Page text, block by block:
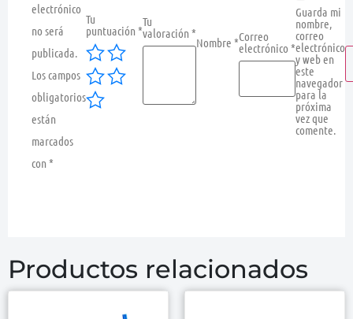
electrónico
no será
publicada.
Los campos
obligatorios
están
marcados
con *
Tu
puntuación *
Tu
valoración *
Nombre *Correo
electrónico *
Guarda mi
nombre,
correo
electrónico
y web en
este
navegador
para la
próxima
vez que
comente.
Productos relacionados